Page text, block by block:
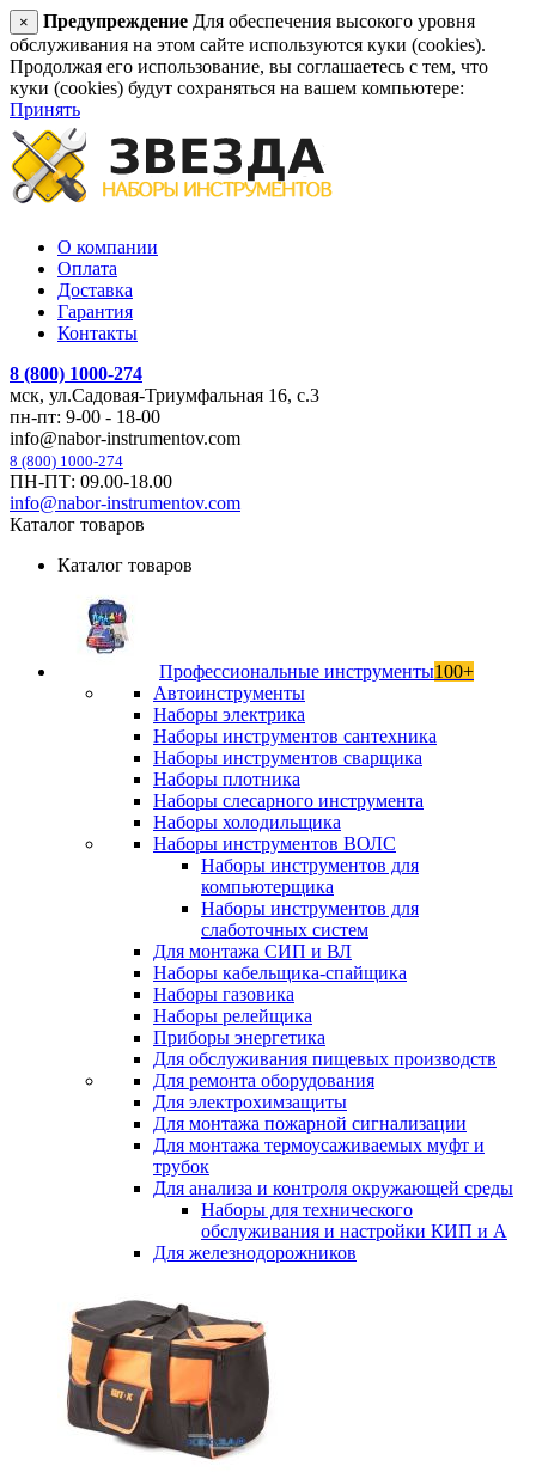
× Предупреждение Для обеспечения высокого уровня
обслуживания на этом сайте используются куки (cookies).
Продолжая его использование, вы соглашаетесь с тем, что
куки (cookies) будут сохраняться на вашем компьютере:
Принять
О компании
Оплата
Доставка
Гарантия
Контакты
8 (800) 1000-274
мск, ул.Садовая-Триумфальная 16, с.3
пн-пт: 9-00 - 18-00
info@nabor-instrumentov.com
8 (800) 1000-274
ПН-ПТ: 09.00-18.00
info@nabor-instrumentov.com
Каталог товаров
Каталог товаров
Профессиональные инструменты100+
Автоинструменты
Наборы электрика
Наборы инструментов сантехника
Наборы инструментов сварщика
Наборы плотника
Наборы слесарного инструмента
Наборы холодильщика
Наборы инструментов ВОЛС
Наборы инструментов для
компьютерщика
Наборы инструментов для
слаботочных систем
Для монтажа СИП и ВЛ
Наборы кабельщика-спайщика
Наборы газовика
Наборы релейщика
Приборы энергетика
Для обслуживания пищевых производств
Для ремонта оборудования
Для электрохимзащиты
Для монтажа пожарной сигнализации
Для монтажа термоусаживаемых муфт и
трубок
Для анализа и контроля окружающей среды
Наборы для технического
обслуживания и настройки КИП и А
Для железнодорожников